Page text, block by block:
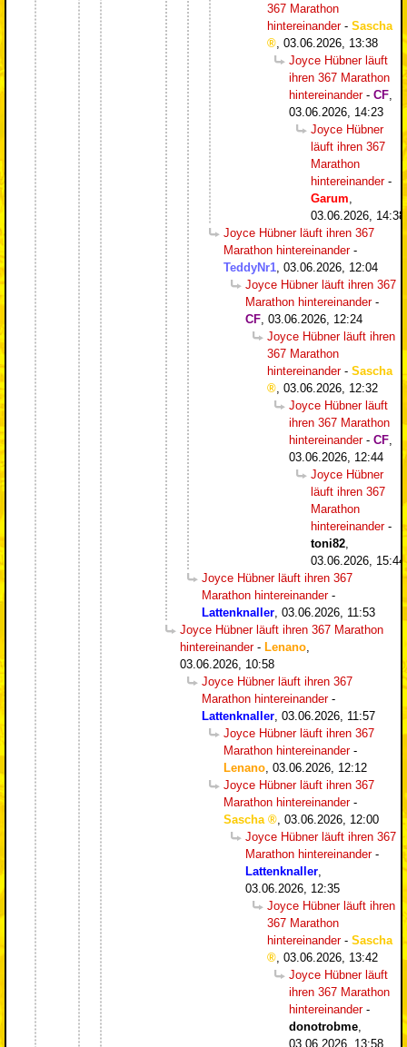
367 Marathon
hintereinander- Sascha
03.06.2026, 13:38
Joyce Hübner läuft
ihren 367 Marathon
hintereinander- CF
03.06.2026, 14:23
Joyce Hübner
läuft ihren 367
Marathon
hintereinander-
Garum
03.06.2026, 14:38
Joyce Hübner läuft ihren 367
Marathon hintereinander-
TeddyNr1 03.06.2026, 12:04
Joyce Hübner läuft ihren 367
Marathon hintereinander-
CF 03.06.2026, 12:24
Joyce Hübner läuft ihren
367 Marathon
hintereinander- Sascha
03.06.2026, 12:32
Joyce Hübner läuft
ihren 367 Marathon
hintereinander- CF
03.06.2026, 12:44
Joyce Hübner
läuft ihren 367
Marathon
hintereinander-
toni82
03.06.2026, 15:44
Joyce Hübner läuft ihren 367
Marathon hintereinander-
Lattenknaller 03.06.2026, 11:53
Joyce Hübner läuft ihren 367 Marathon
hintereinander- Lenano
03.06.2026, 10:58
Joyce Hübner läuft ihren 367
Marathon hintereinander-
Lattenknaller 03.06.2026, 11:57
Joyce Hübner läuft ihren 367
Marathon hintereinander-
Lenano 03.06.2026, 12:12
Joyce Hübner läuft ihren 367
Marathon hintereinander-
Sascha
03.06.2026, 12:00
Joyce Hübner läuft ihren 367
Marathon hintereinander-
Lattenknaller
03.06.2026, 12:35
Joyce Hübner läuft ihren
367 Marathon
hintereinander- Sascha
03.06.2026, 13:42
Joyce Hübner läuft
ihren 367 Marathon
hintereinander-
donotrobme
03.06.2026, 13:58